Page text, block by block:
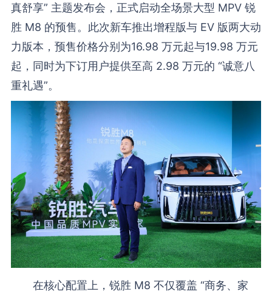
真舒享” 主题发布会，正式启动全场景大型 MPV 锐
胜 M8 的预售。此次新车推出增程版与 EV 版两大动
力版本，预售价格分别为16.98 万元起与19.98 万元
起，同时为下订用户提供至高 2.98 万元的 “诚意八
重礼遇”。
在核心配置上，锐胜 M8 不仅覆盖 “商务、家